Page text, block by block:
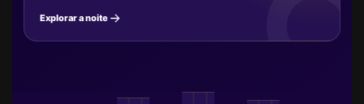
Explorar a noite